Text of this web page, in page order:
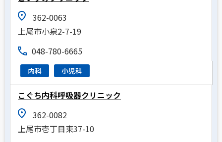
362-0063
上尾市小泉2-7-19
048-780-6665
内科 小児科
こぐち内科呼吸器クリニック
362-0082
上尾市壱丁目東37-10